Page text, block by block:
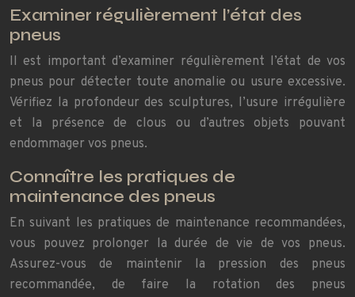
Examiner régulièrement l’état des
pneus
Il est important d’examiner régulièrement l’état de vos
pneus pour détecter toute anomalie ou usure excessive.
Vérifiez la profondeur des sculptures, l’usure irrégulière
et la présence de clous ou d’autres objets pouvant
endommager vos pneus.
Connaître les pratiques de
maintenance des pneus
En suivant les pratiques de maintenance recommandées,
vous pouvez prolonger la durée de vie de vos pneus.
Assurez-vous de maintenir la pression des pneus
recommandée, de faire la rotation des pneus